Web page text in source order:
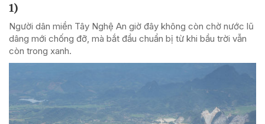
1)
Người dân miền Tây Nghệ An giờ đây không còn chờ nước lũ
dâng mới chống đỡ, mà bắt đầu chuẩn bị từ khi bầu trời vẫn
còn trong xanh.